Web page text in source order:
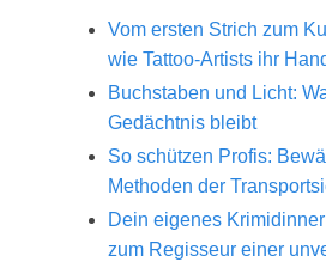
Vom ersten Strich zum
wie Tattoo-Artists ihr
Buchstaben und Licht:
Gedächtnis bleibt
So schützen Profis:
Methoden der
Dein eigenes
zum Regisseur einer